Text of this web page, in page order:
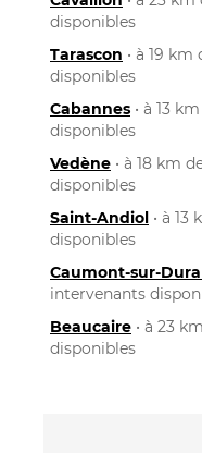
disponibles
Tarascon • à 19
disponibles
Cabannes • à 13
disponibles
Vedène • à 18 km
disponibles
Saint-Andiol • à
disponibles
Caumont-sur-
intervenants
Beaucaire • à 23
disponibles